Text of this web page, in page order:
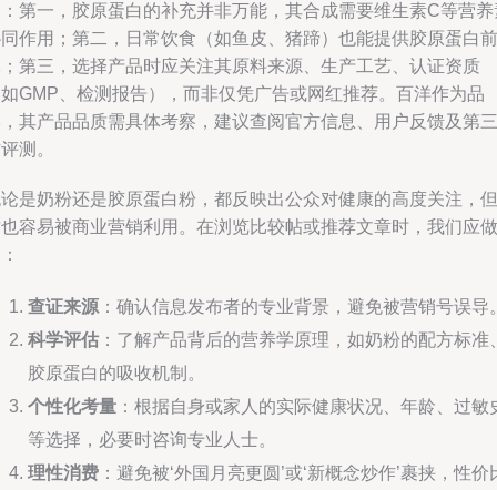
第一，胶原蛋白的补充并非万能，其合成需要维生素C等营养
作用；第二，日常饮食（如鱼皮、猪蹄）也能提供胶原蛋白前
第三，选择产品时应关注其原料来源、生产工艺、认证资质
GMP、检测报告），而非仅凭广告或网红推荐。百洋作为品
其产品品质需具体考察，建议查阅官方信息、用户反馈及第三
测。
是奶粉还是胶原蛋白粉，都反映出公众对健康的高度关注，但
容易被商业营销利用。在浏览比较帖或推荐文章时，我们应做
查证来源 ：确认信息发布者的专业背景，避免被营销号误导
科学评估 ：了解产品背后的营养学原理，如奶粉的配方标准
胶原蛋白的吸收机制。
个性化考量 ：根据自身或家人的实际健康状况、年龄、过敏
等选择，必要时咨询专业人士。
理性消费 ：避免被‘外国月亮更圆’或‘新概念炒作’裹挟，性价